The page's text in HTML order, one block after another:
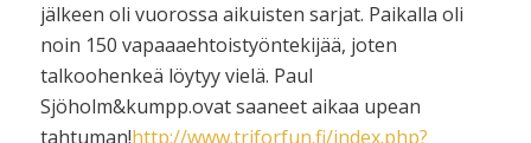
jälkeen oli vuorossa aikuisten sarjat. Paikalla oli
noin 150 vapaaaehtoistyöntekijää, joten
talkoohenkeä löytyy vielä. Paul
Sjöholm&kumpp.ovat saaneet aikaa upean
tahtuman!http://www.triforfun.fi/index.php?